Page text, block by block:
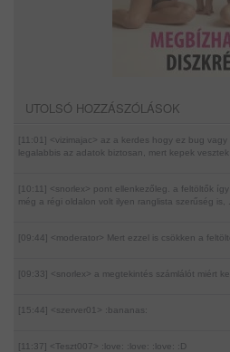
UTOLSÓ HOZZÁSZÓLÁSOK
[11:01] <vizimajac> az a kerdes hogy ez bug vagy
legalabbis az adatok biztosan, mert kepek
[10:11] <snorlex> pont ellenkezőleg. a feltöltők
még a régi oldalon volt ilyen ranglista szerűség is,
[09:44] <moderator> Mert ezzel is csökken a
[09:33] <snorlex> a megtekintés számlálót miért
[15:44] <szerver01> :bananas:
[11:37] <Teszt007> :love: :love: :love: :D